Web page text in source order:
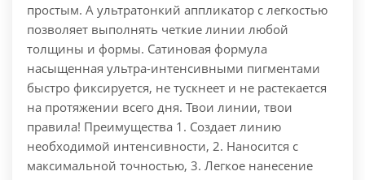
простым. А ультратонкий аппликатор с легкостью
позволяет выполнять четкие линии любой
толщины и формы. Сатиновая формула
насыщенная ультра-интенсивными пигментами
быстро фиксируется, не тускнеет и не растекается
на протяжении всего дня. Твои линии, твои
правила! Преимущества 1. Создает линию
необходимой интенсивности, 2. Наносится с
максимальной точностью, 3. Легкое нанесение